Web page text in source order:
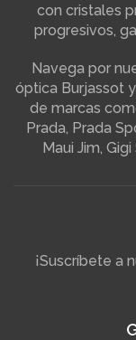
con cristales
progresivos,
Navega por
óptica Burjassot
de marcas
Prada, Prada
Maui Jim,
¡Suscríbete a